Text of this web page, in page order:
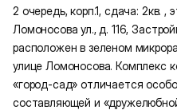
2 очередь, корп.1, сдача: 2кв. ,
Ломоносова ул., д. 116,
расположен в зеленом
улице Ломоносова. Комплекс
«город-сад» отличается
составляющей и